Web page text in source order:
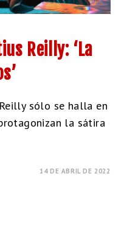
Reilly: ‘La
sólo se halla en
la sátira
14 DE ABRIL DE 2022